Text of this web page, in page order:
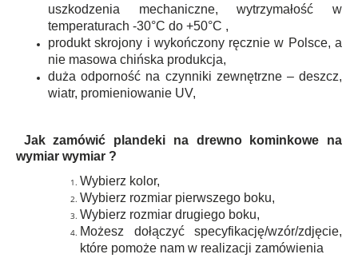
uszkodzenia mechaniczne, wytrzymałość w
temperaturach -30°C do +50°C ,
produkt skrojony i wykończony ręcznie w Polsce, a
nie masowa chińska produkcja,
duża odporność na czynniki zewnętrzne – deszcz,
wiatr, promieniowanie UV,
Jak zamówić plandeki na drewno kominkowe na
wymiar wymiar ?
Wybierz kolor,
Wybierz rozmiar pierwszego boku,
Wybierz rozmiar drugiego boku,
Możesz dołączyć specyfikację/wzór/zdjęcie,
które pomoże nam w realizacji zamówienia